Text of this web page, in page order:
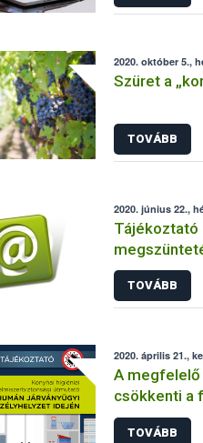
2020. október 5.,
Szüret a
TOVÁBB
2020. június 22.,
Tájékoztató
ellenőrzött
TOVÁBB
2020. április 21.,
A megfelelő
csökkenti a
TOVÁBB